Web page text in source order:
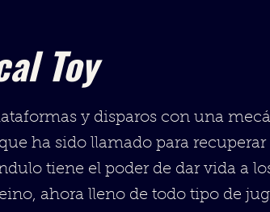
Toy
y disparos con una
ha sido llamado para
tiene el poder de dar vida a
ahora lleno de todo tipo de